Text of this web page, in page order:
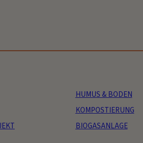
HUMUS & BODEN
KOMPOSTIERUNG
BIOGASANLAGE